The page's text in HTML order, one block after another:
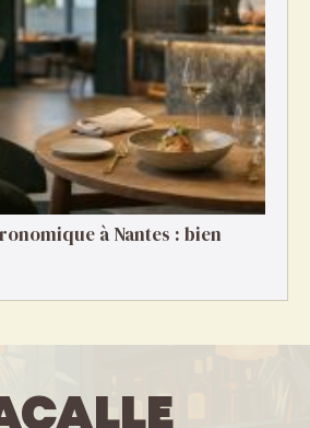
à Nantes : bien